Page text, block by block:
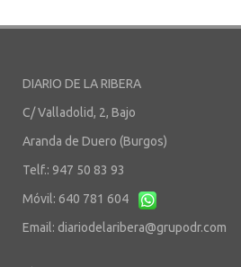
DIARIO DE LA RIBERA
C/ Valladolid, 2, Bajo
Aranda de Duero (Burgos)
Telf.: 947 50 83 93
Móvil: 640 781 604
Email: diariodelaribera@grupodr.com